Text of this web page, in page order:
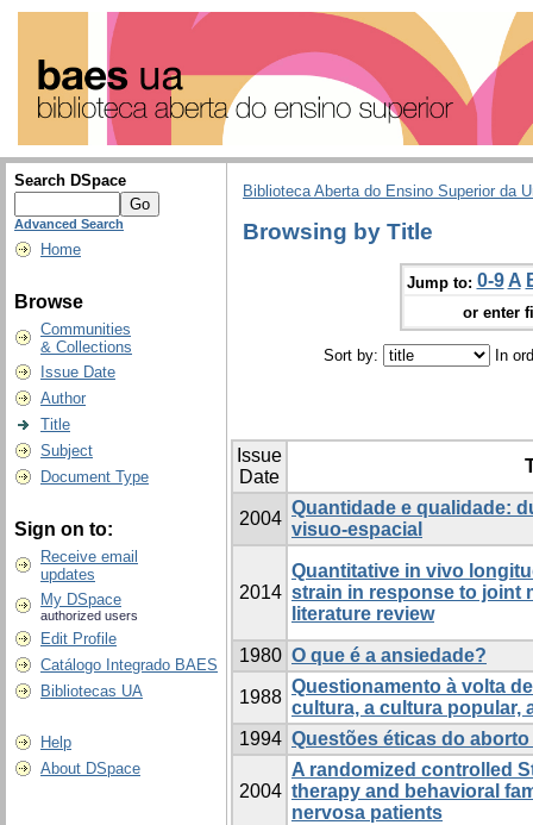
Search DSpace
Advanced Search
Home
Browse
Communities
& Collections
Issue Date
Author
Title
Subject
Document Type
Sign on to:
Receive email
updates
My DSpace
authorized users
Edit Profile
Catálogo Integrado BAES
Bibliotecas UA
Help
About DSpace
Biblioteca Aberta do Ensino Superior da
Browsing by Title
Jump to: 0-9 A
or enter
Sort by: In
Issue
Date
2004
Quantidade e qualidade:
visuo-espacial
2014
Quantitative in vivo
strain in response to joint
literature review
1980 O que é a ansiedade?
1988
Questionamento à volta
cultura, a cultura popular,
1994 Questões éticas do
2004
A randomized controlled
therapy and behavioral
nervosa patients